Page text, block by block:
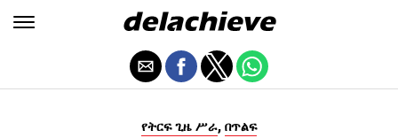
የትርፍ ጊዜ ሥራ, በጥልፍ